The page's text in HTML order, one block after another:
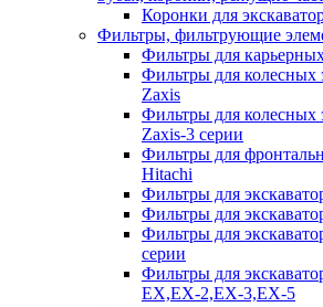
Коронки для
Фильтры, фильтрующие
Фильтры для
Фильтры для колесных
Zaxis
Фильтры для колесных
Zaxis-3 серии
Фильтры для
Hitachi
Фильтры для
Фильтры для
Фильтры для
серии
Фильтры для
EX,EX-2,EX-3,EX-5